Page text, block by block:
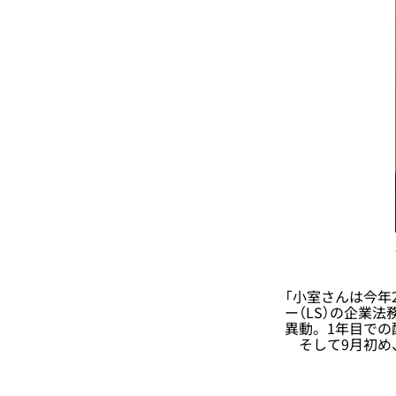
「小室さんは今
ー（LS）の企業
異動。1年目での
そして9月初め